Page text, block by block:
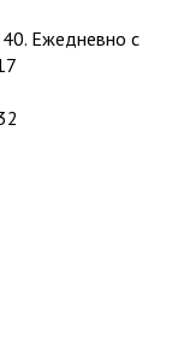
40. Ежедневно с